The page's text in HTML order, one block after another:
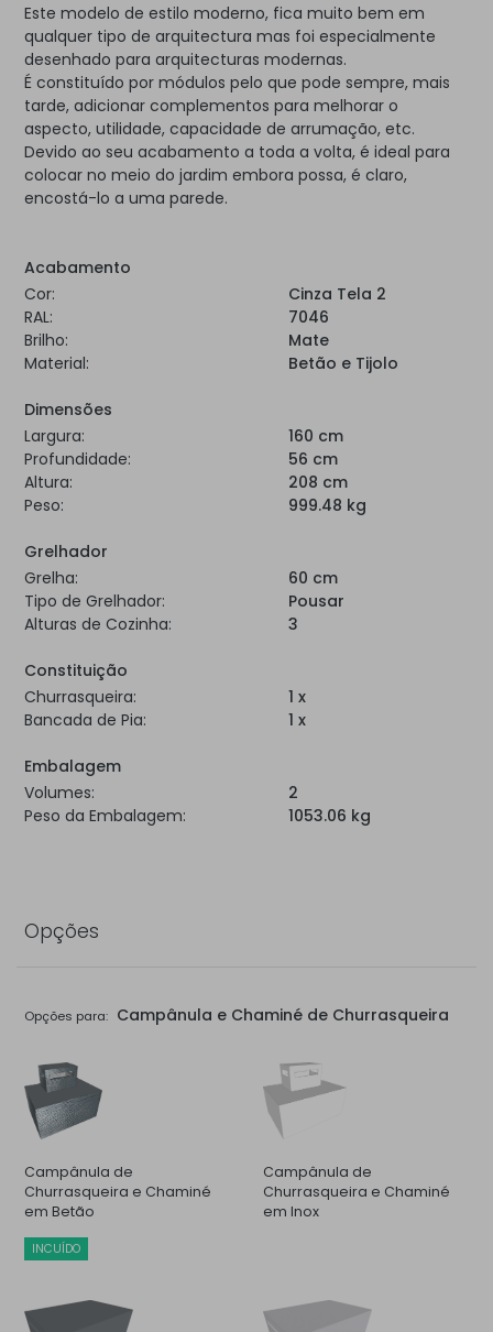
Este modelo de estilo moderno, fica muito bem em
qualquer tipo de arquitectura mas foi especialmente
desenhado para arquitecturas modernas.
É constituído por módulos pelo que pode sempre, mais
tarde, adicionar complementos para melhorar o
aspecto, utilidade, capacidade de arrumação, etc.
Devido ao seu acabamento a toda a volta, é ideal para
colocar no meio do jardim embora possa, é claro,
encostá-lo a uma parede.
Acabamento
Cor:
Cinza Tela 2
RAL:
7046
Brilho:
Mate
Material:
Betão e Tijolo
Dimensões
Largura:
160 cm
Profundidade:
56 cm
Altura:
208 cm
Peso:
999.48 kg
Grelhador
Grelha:
60 cm
Tipo de Grelhador:
Pousar
Alturas de Cozinha:
3
Constituição
Churrasqueira:
1 x
Bancada de Pia:
1 x
Embalagem
Volumes:
2
Peso da Embalagem:
1053.06 kg
Opções
Opções para: Campânula e Chaminé de Churrasqueira
Campânula de
Churrasqueira e Chaminé
em Betão
INCUÍDO
Campânula de
Churrasqueira e Chaminé
em Inox